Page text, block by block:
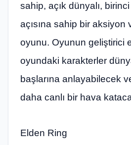
sahip, açık dünyalı,
açısına sahip bir aksiyon
oyunu. Oyunun geliştirici
oyundaki karakterler
başlarına anlayabilecek
daha canlı bir hava
Elden Ring